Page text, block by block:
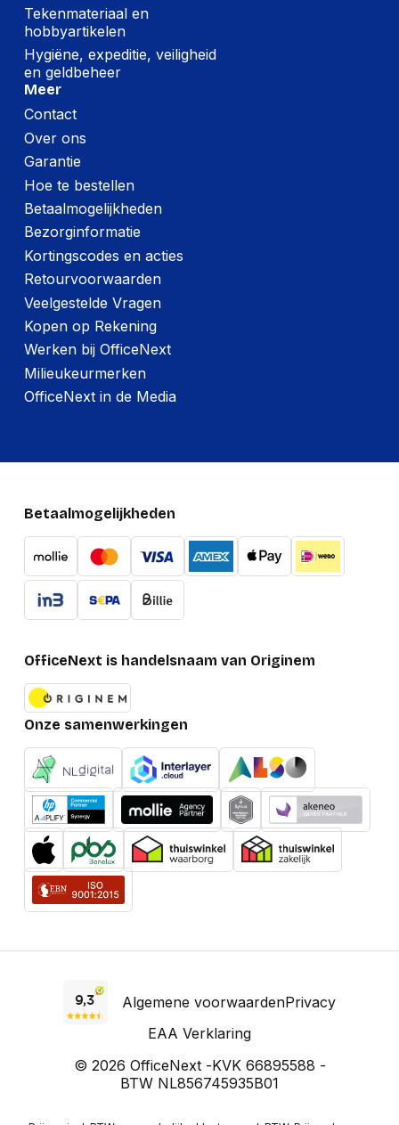
Tekenmateriaal en
hobbyartikelen
Hygiëne, expeditie, veiligheid
en geldbeheer
Meer
Contact
Over ons
Garantie
Hoe te bestellen
Betaalmogelijkheden
Bezorginformatie
Kortingscodes en acties
Retourvoorwaarden
Veelgestelde Vragen
Kopen op Rekening
Werken bij OfficeNext
Milieukeurmerken
OfficeNext in de Media
Betaalmogelijkheden
OfficeNext is handelsnaam van Originem
Onze samenwerkingen
Algemene voorwaardenPrivacy
EAA Verklaring
© 2026 OfficeNext -KVK 66895588 -
BTW NL856745935B01